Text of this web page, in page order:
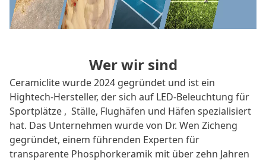
Wer wir sind
Ceramiclite wurde 2024 gegründet und ist ein
Hightech-Hersteller, der sich auf LED-Beleuchtung für
Sportplätze , Ställe, Flughäfen und Häfen spezialisiert
hat. Das Unternehmen wurde von Dr. Wen Zicheng
gegründet, einem führenden Experten für
transparente Phosphorkeramik mit über zehn Jahren